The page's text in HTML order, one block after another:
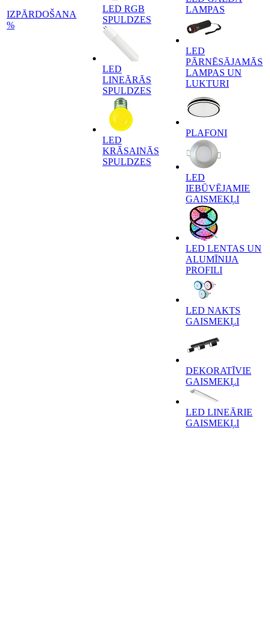
IZPĀRDOŠANA
%
LED RGB
SPULDZES
LED
LINEĀRĀS
SPULDZES
LED
KRĀSAINĀS
SPULDZES
LAMPAS
LED
PĀRNĒSĀJAMĀS
LAMPAS UN
LUKTURI
PLAFONI
LED
IEBŪVĒJAMIE
GAISMEKĻI
LED LENTAS UN
ALUMĪNIJA
PROFILI
LED NAKTS
GAISMEKĻI
DEKORATĪVIE
GAISMEKĻI
LED LINEĀRIE
GAISMEKĻI